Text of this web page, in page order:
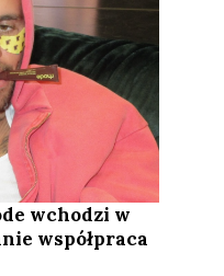
wchodzi w
współpraca